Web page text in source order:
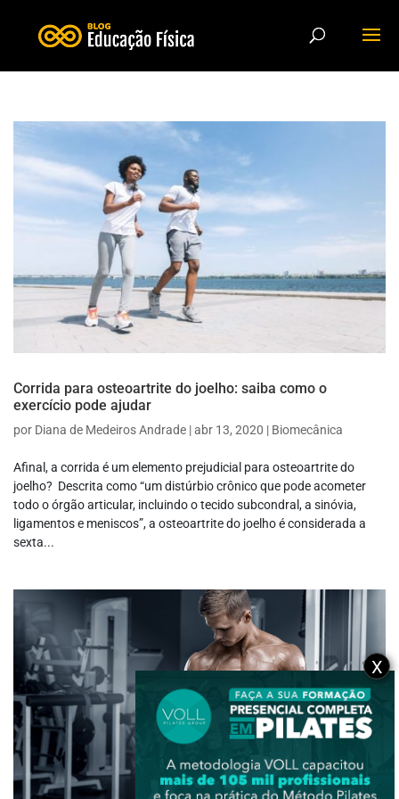
Corrida para osteoartrite do joelho: saiba como o
exercício pode ajudar
por Diana de Medeiros Andrade |abr 13, 2020 | Biomecânica
Afinal, a corrida é um elemento prejudicial para osteoartrite do
joelho? Descrita como “um distúrbio crônico que pode acometer
todo o órgão articular, incluindo o tecido subcondral, a sinóvia,
ligamentos e meniscos”, a osteoartrite do joelho é considerada a
sexta...
X